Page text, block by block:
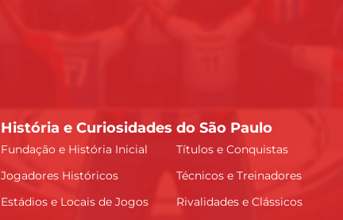
História e Curiosidades do São Paulo
Fundação e História Inicial
Títulos e Conquistas
Jogadores Históricos
Técnicos e Treinadores
Estádios e Locais de Jogos
Rivalidades e Clássicos